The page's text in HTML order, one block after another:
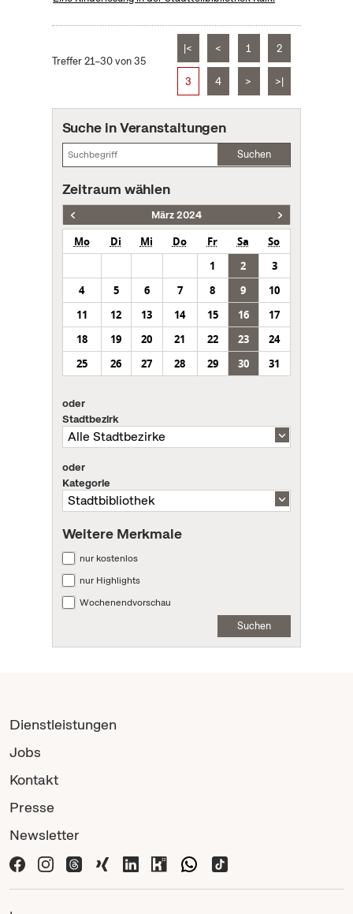
Treffer 21–30 von 35
|< < 1 2
3 4 > >|
Suche in Veranstaltungen
Suchen
Zeitraum wählen
März 2024
Mo Di Mi Do Fr Sa
So
1
2
3
4
5 6 7 8 9
10
11
12 13 14 15 16
17
18
19 20 21 22 23
24
25
26 27 28 29 30 31
oder
Stadtbezirk
oder
Kategorie
Weitere Merkmale
nur kostenlos
nur Highlights
Wochenendvorschau
Suchen
Dienstleistungen
Jobs
Kontakt
Presse
Newsletter